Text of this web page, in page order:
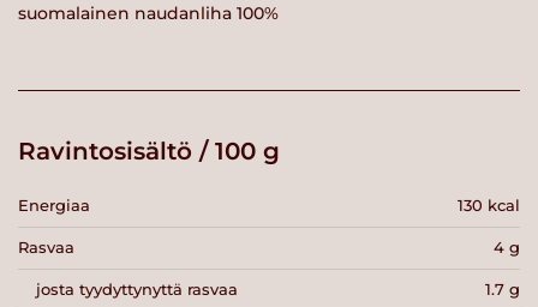
suomalainen naudanliha 100%
Ravintosisältö / 100 g
Energiaa 130 kcal
Rasvaa 4 g
josta tyydyttynyttä rasvaa 1.7 g